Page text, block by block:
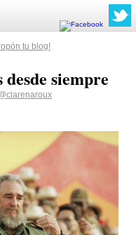
tu blog!
siempre